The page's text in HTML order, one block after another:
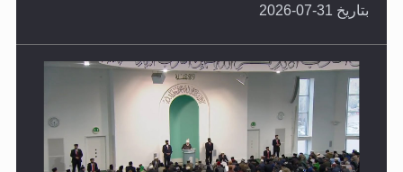
بتاريخ 31-07-2026